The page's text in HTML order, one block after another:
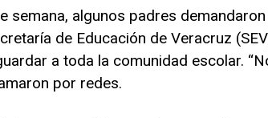
semana, algunos padres
de Educación de Veracruz
a toda la comunidad escolar.
por redes.